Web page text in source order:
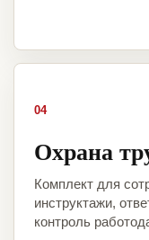
04
Охрана
Комплект для
инструктажи,
контроль